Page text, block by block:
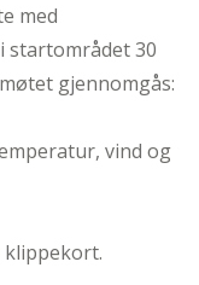
med
startområdet 30
gjennomgås:
vind og